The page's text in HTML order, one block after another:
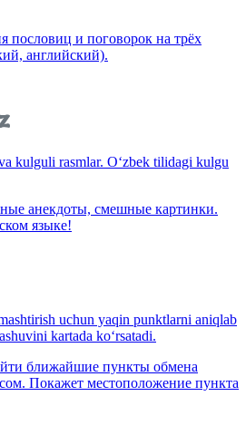
пословиц и поговорок на трёх
английский).
kulguli rasmlar. O‘zbek tilidagi kulgu
анекдоты, смешные картинки.
языке!
uchun yaqin punktlarni aniqlab
kartada ko‘rsatadi.
ближайшие пункты обмена
Покажет местоположение пункта